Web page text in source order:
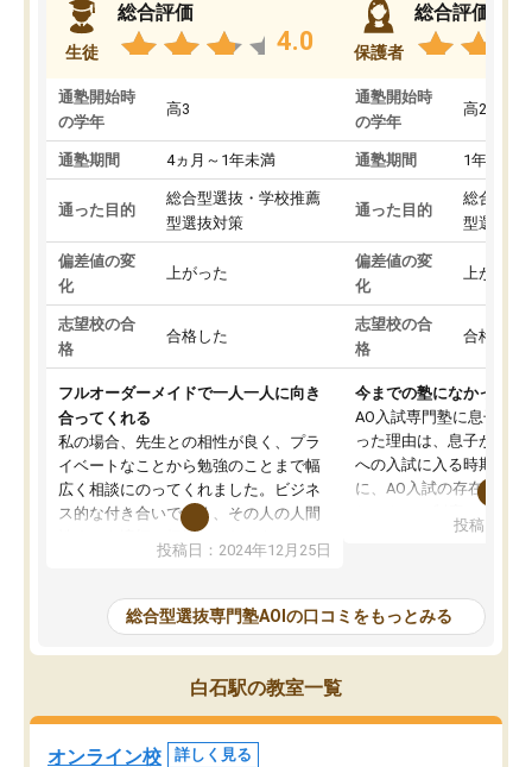
生徒
総合評価
4.0
通塾開始時
の学年
高3
通塾期間 4ヵ月～1年未満
通った目的
総合型選抜・学校推薦
型選抜対策
偏差値の変
化
上がった
志望校の合
格
合格した
フルオーダーメイドで一人一人に向き
合ってくれる
私の場合、先生との相性が良く、プラ
イベートなことから勉強のことまで幅
広く相談にのってくれました。ビジネ
ス的な付き合いでなく、その人の人間
性までを適切に把握し、むきあってい
るなぁと強く感じることできました。
と相談すると、他の先生も紹介してく
ださり、客観的なアドバイスもいただ
くことができました（志望理由・自己
PR等の添削において）。そして、なに
より自習室が解放されている点がよか
ったです。友達と好きな時間に自習
し、お互いを高めあえる環境がありま
投稿日：2024年12月25日
保護者
総合評価
通塾開始時
の学年
高2
通塾期間 1年以上
通った目的
総合型選
型選抜対
偏差値の変
化
上がった
志望校の合
格
合格した
今までの塾になかった
AO入試専門塾に息子を
った理由は、息子が高校
への入試に入る時期に差
に、AO入試の存在を息
たことから、AOIに入塾
で、AO入試を改めて知
それに対しての具体的な
ことでした。更に子供の
けてらっしゃいますので
投稿日：
総合型選抜専門塾AOIの口コミをもっとみる
白石駅の教室一覧
オンライン校 詳しく見る